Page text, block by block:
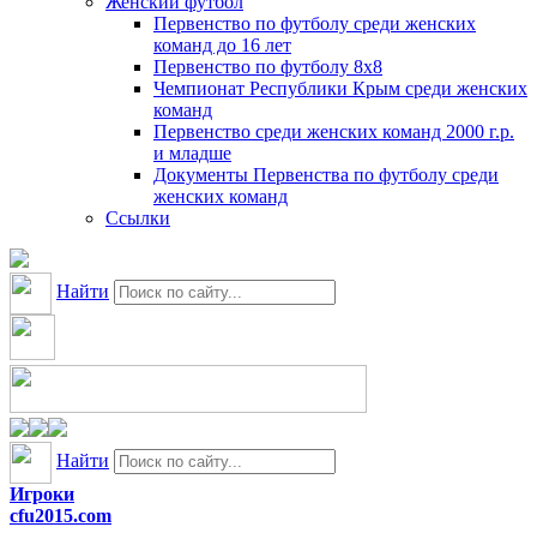
Первенство по футболу среди женских
команд до 16 лет
Первенство по футболу 8х8
Чемпионат Республики Крым среди женских
команд
Первенство среди женских команд 2000 г.р.
и младше
Документы Первенства по футболу среди
женских команд
Ссылки
Найти
Найти
Игроки
cfu2015.com